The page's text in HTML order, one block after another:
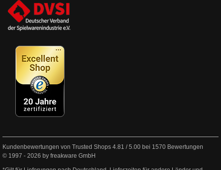
Kundenbewertungen von Trusted Shops 4.81 /5.00 bei 1570 Bewertungen
© 1997 - 2026 by freakware GmbH